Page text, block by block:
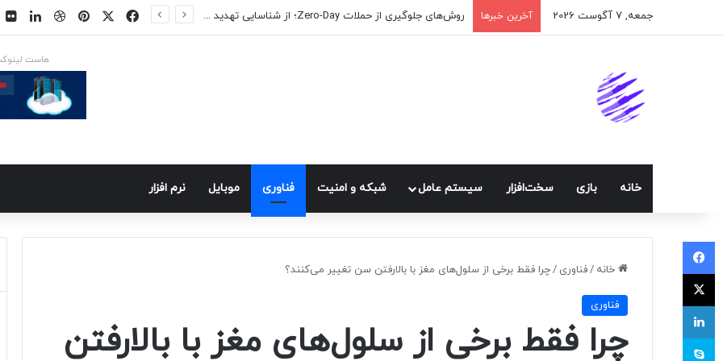
جمعه, 7 آگوست 2026 آخرین خبرها اپلیکیشن پیام‌رسان ایکس در راه است فیسبوک
ایکس پینتریستدریبببل
هاست
خانه بازی سخت‌افزار سيستم عامل شبكه و امنيت فناوری موبايل نرم افزار
خانه /فناوری /چرا فقط برخی از سلول‌های مغز با بالارفتن سن تغییر می‌کنند؟
فناوری
چرا فقط برخی از سلول‌های مغز با بالارفتن
فیسبوک